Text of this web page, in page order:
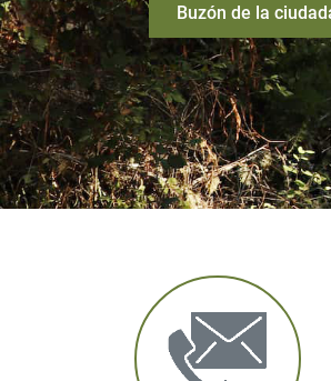
Buzón de la